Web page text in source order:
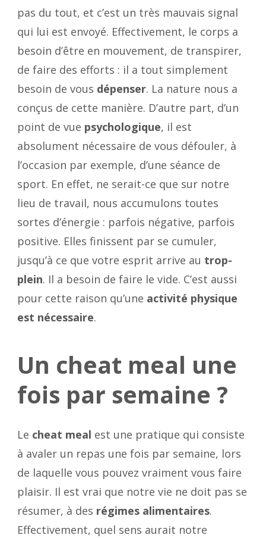
pas du tout, et c’est un très mauvais signal
qui lui est envoyé. Effectivement, le corps a
besoin d’être en mouvement, de transpirer,
de faire des efforts : il a tout simplement
besoin de vous dépenser. La nature nous a
conçus de cette manière. D’autre part, d’un
point de vue psychologique, il est
absolument nécessaire de vous défouler, à
l’occasion par exemple, d’une séance de
sport. En effet, ne serait-ce que sur notre
lieu de travail, nous accumulons toutes
sortes d’énergie : parfois négative, parfois
positive. Elles finissent par se cumuler,
jusqu’à ce que votre esprit arrive au trop-
plein. Il a besoin de faire le vide. C’est aussi
pour cette raison qu’une activité physique
est nécessaire.
Un cheat meal une
fois par semaine ?
Le cheat meal est une pratique qui consiste
à avaler un repas une fois par semaine, lors
de laquelle vous pouvez vraiment vous faire
plaisir. Il est vrai que notre vie ne doit pas se
résumer, à des régimes alimentaires.
Effectivement, quel sens aurait notre